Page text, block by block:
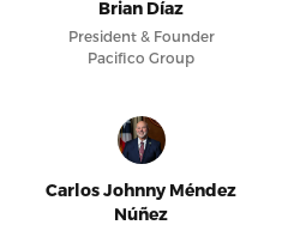
Brian Díaz
President & Founder
Pacifico Group
Carlos Johnny Méndez
Núñez